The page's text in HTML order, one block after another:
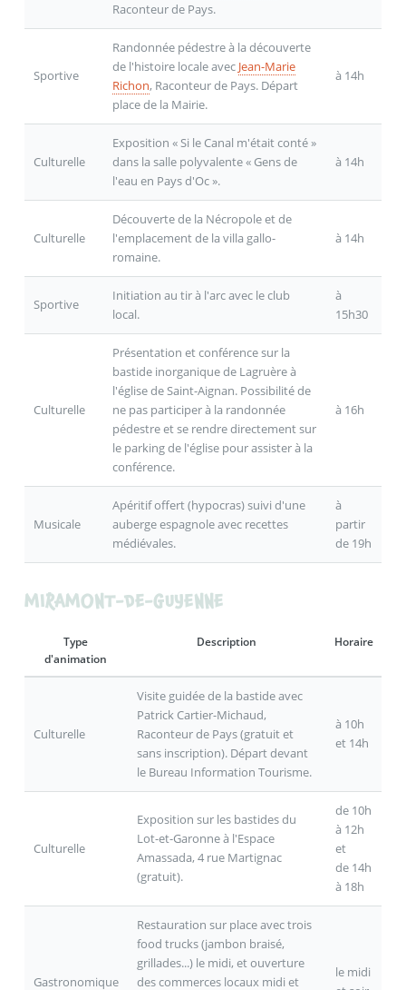
Raconteur de Pays.
Sportive
Randonnée pédestre à la découverte
de l'histoire locale avec Jean-Marie
Richon, Raconteur de Pays. Départ
place de la Mairie.
à 14h
Culturelle
Exposition « Si le Canal m'était conté »
dans la salle polyvalente « Gens de
l'eau en Pays d'Oc ».
à 14h
Culturelle
Découverte de la Nécropole et de
l'emplacement de la villa gallo-
romaine.
à 14h
Sportive
Initiation au tir à l'arc avec le club
local.
à
15h30
Culturelle
Présentation et conférence sur la
bastide inorganique de Lagruère à
l'église de Saint-Aignan. Possibilité de
ne pas participer à la randonnée
pédestre et se rendre directement sur
le parking de l'église pour assister à la
conférence.
à 16h
Musicale
Apéritif offert (hypocras) suivi d'une
auberge espagnole avec recettes
médiévales.
à
partir
de 19h
MIRAMONT-DE-GUYENNE
Type
d'animation
Description Horaire
Culturelle
Visite guidée de la bastide avec
Patrick Cartier-Michaud,
Raconteur de Pays (gratuit et
sans inscription). Départ devant
le Bureau Information Tourisme.
à 10h
et 14h
Culturelle
Exposition sur les bastides du
Lot-et-Garonne à l'Espace
Amassada, 4 rue Martignac
(gratuit).
de 10h
à 12h
et
de 14h
à 18h
Gastronomique
Restauration sur place avec trois
food trucks (jambon braisé,
grillades...) le midi, et ouverture
des commerces locaux midi et
le midi